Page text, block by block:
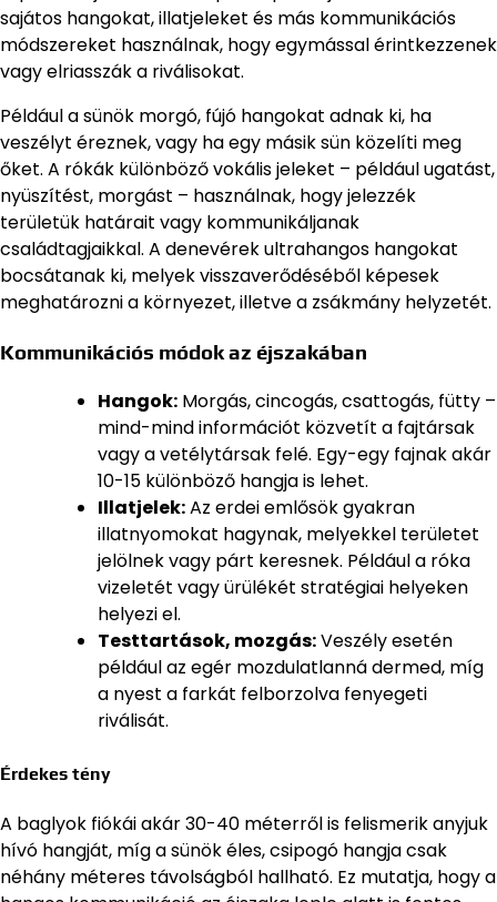
sajátos hangokat, illatjeleket és más kommunikációs
módszereket használnak, hogy egymással érintkezzenek
vagy elriasszák a riválisokat.
Például a sünök morgó, fújó hangokat adnak ki, ha
veszélyt éreznek, vagy ha egy másik sün közelíti meg
őket. A rókák különböző vokális jeleket – például ugatást,
nyüszítést, morgást – használnak, hogy jelezzék
területük határait vagy kommunikáljanak
családtagjaikkal. A denevérek ultrahangos hangokat
bocsátanak ki, melyek visszaverődéséből képesek
meghatározni a környezet, illetve a zsákmány helyzetét.
Kommunikációs módok az éjszakában
Hangok: Morgás, cincogás, csattogás, fütty –
mind-mind információt közvetít a fajtársak
vagy a vetélytársak felé. Egy-egy fajnak akár
10-15 különböző hangja is lehet.
Illatjelek:Az erdei emlősök gyakran
illatnyomokat hagynak, melyekkel területet
jelölnek vagy párt keresnek. Például a róka
vizeletét vagy ürülékét stratégiai helyeken
helyezi el.
Testtartások, mozgás:Veszély esetén
például az egér mozdulatlanná dermed, míg
a nyest a farkát felborzolva fenyegeti
riválisát.
Érdekes tény
A baglyok fiókái akár 30-40 méterről is felismerik anyjuk
hívó hangját, míg a sünök éles, csipogó hangja csak
néhány méteres távolságból hallható. Ez mutatja, hogy a